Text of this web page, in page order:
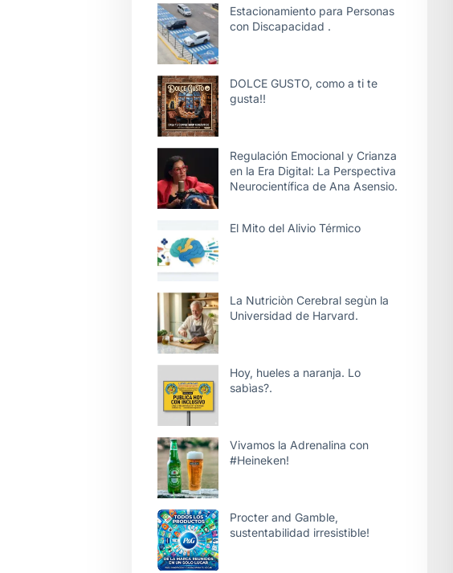
Estacionamiento para Personas
con Discapacidad .
DOLCE GUSTO, como a ti te
gusta!!
Regulación Emocional y Crianza
en la Era Digital: La Perspectiva
Neurocientífica de Ana Asensio.
El Mito del Alivio Térmico
La Nutriciòn Cerebral segùn la
Universidad de Harvard.
Hoy, hueles a naranja. Lo
sabìas?.
Vivamos la Adrenalina con
#Heineken!
Procter and Gamble,
sustentabilidad irresistible!